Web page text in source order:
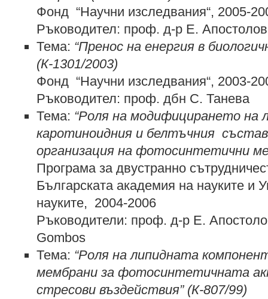
Фонд “Научни изследвания“, 2005-
Ръководител: проф. д-р Е.
Тема: “Пренос на енергия в
(К-1301/2003)
Фонд “Научни изследвания“, 2003-
Ръководител: проф. дбн С. Танева
Тема: “Роля на модифицирането на
каротиноидния и белтъчния
организация на фотосинтетични
Програма за двустранно
Българската академия на науките и
науките, 2004-2006
Ръководители: проф. д-р Е.
Gombos
Тема: “Роля на липидната
мембрани за фотосинтетичната
стресови въздействия” (К-807/99)